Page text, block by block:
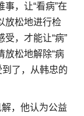
事，让“看病”在
放松地进行检
，才能让“病”
放松地解除“病
了，从韩忠的
解，他认为公益